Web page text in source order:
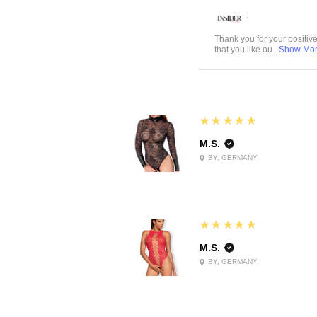
:
Thank you for your
that you like ou...Show
5
★★★★★
M.S.
BY, GERMANY
5
★★★★★
M.S.
BY, GERMANY